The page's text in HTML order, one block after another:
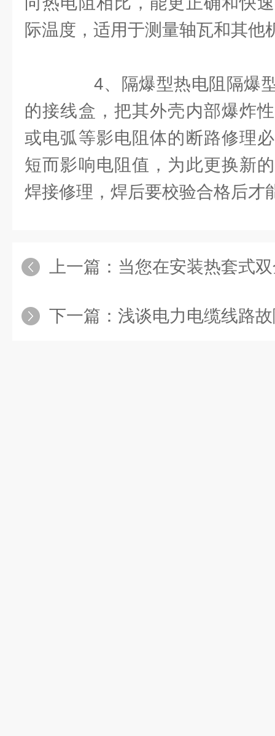
际温度，适用于测量轴瓦和其他
4、隔爆型热电阻隔爆型
的接线盒，把其外壳内部爆炸
或电弧等影电阻体的断路修理
短而影响电阻值，为此更换新
焊接修理，焊后要校验合格后才
上一篇： 当您在安装热套式双金属
下一篇： 浅谈电力电缆线路